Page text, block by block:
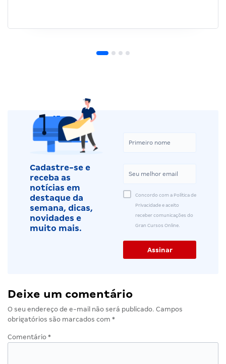
Cadastre-se e
receba as
notícias em
destaque da
semana, dicas,
novidades e
muito mais.
Concordo com a Política de
Privacidade e aceito
receber comunicações do
Gran Cursos Online.
Deixe um comentário
O seu endereço de e-mail não será publicado. Campos
obrigatórios são marcados com *
Comentário *